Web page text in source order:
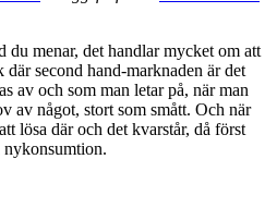
du menar, det handlar mycket om att
second hand-marknaden är det
av och som man letar på, när man
av något, stort som smått. Och när
lösa där och det kvarstår, då först
nykonsumtion.